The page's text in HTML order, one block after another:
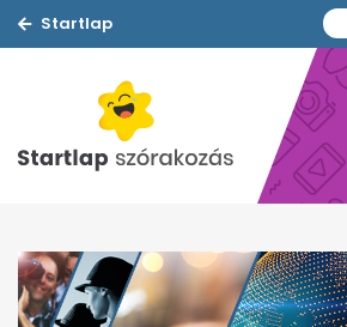
Startlap